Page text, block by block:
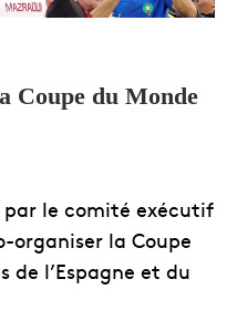
Coupe du Monde
par le comité exécutif
organiser la Coupe
de l’Espagne et du